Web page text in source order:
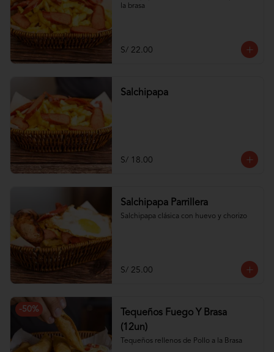
la brasa
S/ 22.00
Salchipapa
S/ 18.00
Salchipapa Parrillera
Salchipapa clásica con huevo y chorizo
S/ 25.00
-50%
Tequeños Fuego Y Brasa
(12un)
Tequeños rellenos de Pollo a la Brasa